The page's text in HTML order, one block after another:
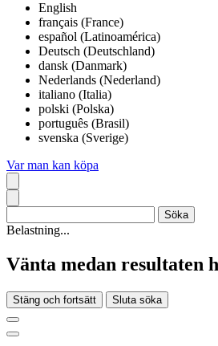
English
français (France)
español (Latinoamérica)
Deutsch (Deutschland)
dansk (Danmark)
Nederlands (Nederland)
italiano (Italia)
polski (Polska)
português (Brasil)
svenska (Sverige)
Var man kan köpa
Belastning...
Vänta medan resultaten
Stäng och fortsätt Sluta söka